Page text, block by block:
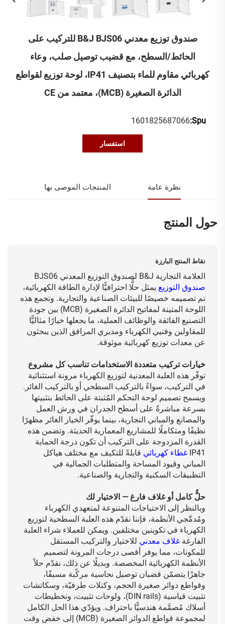
صندوق توزيع معدني B&J BJS06 للتركيب على
الحائط/السطح، مع قضيب توصيل صلب، وعاء
كهربائي مقاوم للماء بتصنيف IP41، لوحة توزيع لقواطع
الدائرة الصغيرة (MCB)، معتمد من CE
Spu:
1601825687066
استفسار
نظرة عامة المنتجات الموصى بها
حول المنتج
نقاط المنتج البارزة
العلامة التجارية B&J لصندوق التوزيع المعدني BJS06
صندوق التوزيع يمثل حلًّا احترافيًّا لإدارة الطاقة الكهربائية،
تم تصميمه خصيصًا للبيئات الصناعية والتجارية. وتجمع هذه
اللوحة المتينة لمفاتيح الدائرة الصغيرة (MCB) بين جودة
التصنيع الفائقة والوظائف العملية، ما يجعلها خيارًا مثاليًّا
للمقاولين وفنيي الكهرباء ومديري المرافق الذين يبحثون
عن معدات توزيع كهربائية موثوقة.
خيارات تركيب متعددة الاستخدامات تناسب كل مشروع
توفّر هذه العلبة المعدنية لتوزيع الكهرباء مرونة استثنائية
في التركيب، سواءً بالتركيب السطحي أو بالتركيب الغائر.
ويسمح تصميم لوحة التحكم المُثبتة على الحائط بتثبيتها
بسرعة مباشرةً على أسطح الجدران في ورش العمل
والمصانع والمباني التجارية، بينما يوفّر الخيار الغائر مظهرًا
نظيفًا ومتكاملًا للمشاريع المعمارية الحديثة. وتضمن هذه
القدرة المزدوجة على التركيب أن تكون درجة الحماية
IP41 غطاء كهربائي قابلةً للتكيف مع مختلف هياكل
المباني وقيود المساحة والمتطلبات الجمالية في
التطبيقات السكنية والتجارية والصناعية.
حلٌّ كامل أو غلاف فارغ — الاختيار لك
وبالنظر إلى الاحتياجات المتنوعة لمتعهدي الكهرباء
ومُدمِّجي الأنظمة، فإننا نقدّم هذه العلبة السطحية لتوزيع
الكهرباء في تكوينين مختلفين. ويمكن للعملاء شراء العلبة
الفارغة غلاف معدني للاختيار والتركيب المستقل
للمكونات، مما يوفر أقصى درجات المرونة لتصميم
الأنظمة الكهربائية المخصصة. وبديلًا عن ذلك، نقدّم حلاً
جاهزًا يتضمّن قضبان توصيل نحاسية مركّبة مسبقًا،
وقواطع دوائر صغيرة الحجم، وكتلات طرفيّة، وسكاتشات
تثبيت قياسية (DIN rails)، ولوحات تثبيت، وتخطيطات
أسلاك مُصمَّمة هندسيًّا باحتراف. ويؤدّي هذا الحل الكامل
لمجموعة قواطع الدوائر الصغيرة (MCB) إلى خفض وقت